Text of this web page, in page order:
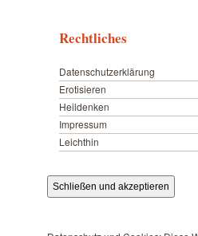
Rechtliches
Datenschutzerklärung
Erotisieren
Heildenken
Impressum
Leichthin